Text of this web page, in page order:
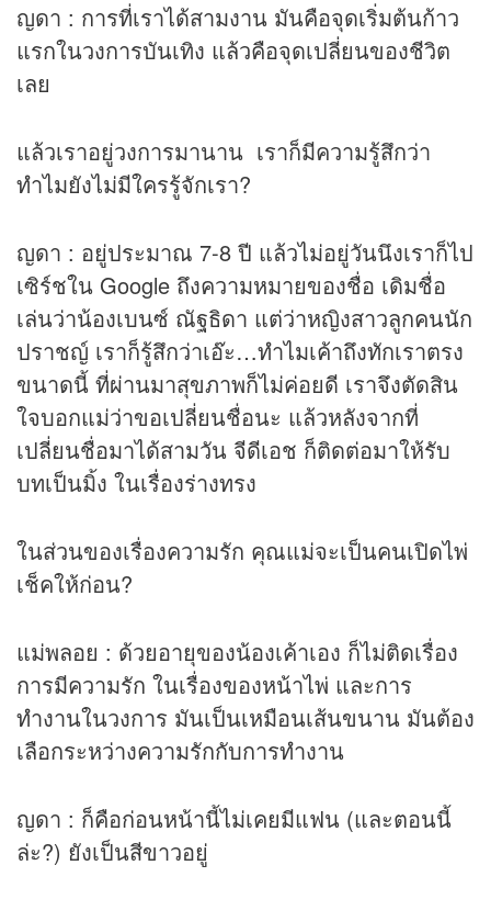
ญดา : การที่เราได้สามงาน มันคือจุดเริ่มต้นก้าว
แรกในวงการบันเทิง แล้วคือจุดเปลี่ยนของชีวิต
เลย
แล้วเราอยู่วงการมานาน เราก็มีความรู้สึกว่า
ทำไมยังไม่มีใครรู้จักเรา?
ญดา : อยู่ประมาณ 7-8 ปี แล้วไม่อยู่วันนึงเราก็ไป
เซิร์ชใน Google ถึงความหมายของชื่อ เดิมชื่อ
เล่นว่าน้องเบนซ์ ณัฐธิดา แต่ว่าหญิงสาวลูกคนนัก
ปราชญ์ เราก็รู้สึกว่าเอ๊ะ…ทำไมเค้าถึงทักเราตรง
ขนาดนี้ ที่ผ่านมาสุขภาพก็ไม่ค่อยดี เราจึงตัดสิน
ใจบอกแม่ว่าขอเปลี่ยนชื่อนะ แล้วหลังจากที่
เปลี่ยนชื่อมาได้สามวัน จีดีเอช ก็ติดต่อมาให้รับ
บทเป็นมิ้ง ในเรื่องร่างทรง
ในส่วนของเรื่องความรัก คุณแม่จะเป็นคนเปิดไพ่
เช็คให้ก่อน?
แม่พลอย : ด้วยอายุของน้องเค้าเอง ก็ไม่ติดเรื่อง
การมีความรัก ในเรื่องของหน้าไพ่ และการ
ทำงานในวงการ มันเป็นเหมือนเส้นขนาน มันต้อง
เลือกระหว่างความรักกับการทำงาน
ญดา : ก็คือก่อนหน้านี้ไม่เคยมีแฟน (และตอนนี้
ล่ะ?) ยังเป็นสีขาวอยู่